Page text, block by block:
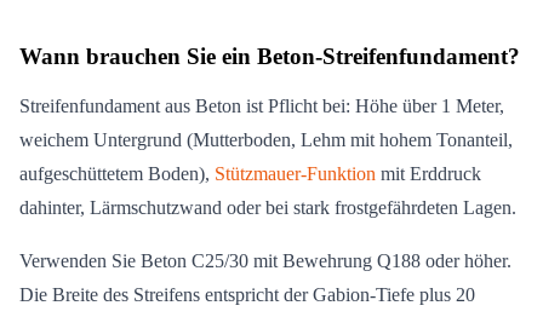
Wann brauchen Sie ein Beton-Streifenfundament?
Streifenfundament aus Beton ist Pflicht bei: Höhe über 1 Meter,
weichem Untergrund (Mutterboden, Lehm mit hohem Tonanteil,
aufgeschüttetem Boden), Stützmauer-Funktion mit Erddruck
dahinter, Lärmschutzwand oder bei stark frostgefährdeten Lagen.
Verwenden Sie Beton C25/30 mit Bewehrung Q188 oder höher.
Die Breite des Streifens entspricht der Gabion-Tiefe plus 20